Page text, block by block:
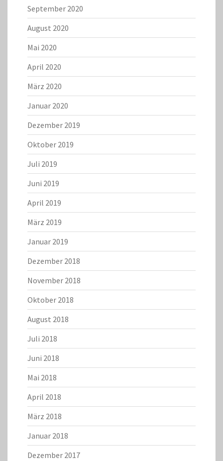
September 2020
August 2020
Mai 2020
April 2020
März 2020
Januar 2020
Dezember 2019
Oktober 2019
Juli 2019
Juni 2019
April 2019
März 2019
Januar 2019
Dezember 2018
November 2018
Oktober 2018
August 2018
Juli 2018
Juni 2018
Mai 2018
April 2018
März 2018
Januar 2018
Dezember 2017